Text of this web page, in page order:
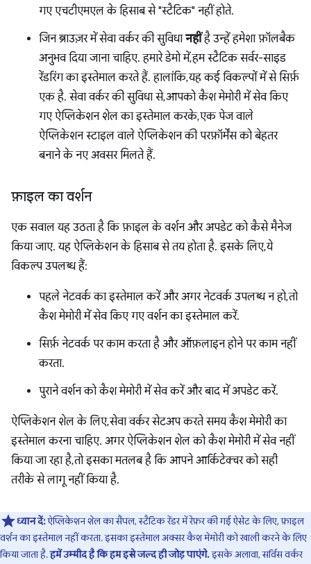
गए एचटीएमएल के हिसाब से "स्टैटिक" नहीं होते.
जिन ब्राउज़र में सेवा वर्कर की सुविधानहींहै उन्हें हमेशा फ़ॉलबैक
अनुभव दिया जाना चाहिए. हमारे डेमो में, हम स्टैटिक सर्वर-साइड
रेंडरिंग का इस्तेमाल करते हैं. हालांकि, यह कई विकल्पों में से सिर्फ़
एक है. सेवा वर्कर की सुविधा से, आपको कैश मेमोरी में सेव किए
गए ऐप्लिकेशन शेल का इस्तेमाल करके, एक पेज वाले
ऐप्लिकेशन स्टाइल वाले ऐप्लिकेशन की परफ़ॉर्मेंस को बेहतर
बनाने के नए अवसर मिलते हैं.
फ़ाइल का वर्शन
एक सवाल यह उठता है कि फ़ाइल के वर्शन और अपडेट को कैसे मैनेज
किया जाए. यह ऐप्लिकेशन के हिसाब से तय होता है. इसके लिए, ये
विकल्प उपलब्ध हैं:
पहले नेटवर्क का इस्तेमाल करें और अगर नेटवर्क उपलब्ध न हो, तो
कैश मेमोरी में सेव किए गए वर्शन का इस्तेमाल करें.
सिर्फ़ नेटवर्क पर काम करता है और ऑफ़लाइन होने पर काम नहीं
करता.
पुराने वर्शन को कैश मेमोरी में सेव करें और बाद में अपडेट करें.
ऐप्लिकेशन शेल के लिए, सेवा वर्कर सेटअप करते समय कैश मेमोरी का
इस्तेमाल करना चाहिए. अगर ऐप्लिकेशन शेल को कैश मेमोरी में सेव नहीं
किया जा रहा है, तो इसका मतलब है कि आपने आर्किटेक्चर को सही
तरीके से लागू नहीं किया है.
ध्यान दें:ऐप्लिकेशन शेल का सैंपल, स्टैटिक रेंडर में रेफ़र की गई ऐसेट के लिए, फ़ाइल
वर्शन का इस्तेमाल नहीं करता. इसका इस्तेमाल अक्सर कैश मेमोरी को खाली करने के लिए
किया जाता है.हमें उम्मीद है कि हम इसे जल्द ही जोड़ पाएंगे.इसके अलावा, सर्विस वर्कर